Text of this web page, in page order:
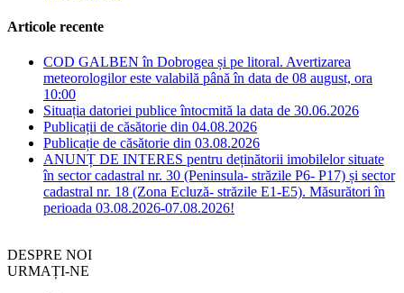
Articole recente
COD GALBEN în Dobrogea și pe litoral. Avertizarea
meteorologilor este valabilă până în data de 08 august, ora
10:00
Situația datoriei publice întocmită la data de 30.06.2026
Publicații de căsătorie din 04.08.2026
Publicație de căsătorie din 03.08.2026
ANUNȚ DE INTERES pentru deținătorii imobilelor situate
în sector cadastral nr. 30 (Peninsula- străzile P6- P17) și sector
cadastral nr. 18 (Zona Ecluză- străzile E1-E5). Măsurători în
perioada 03.08.2026-07.08.2026!
DESPRE NOI
URMAȚI-NE